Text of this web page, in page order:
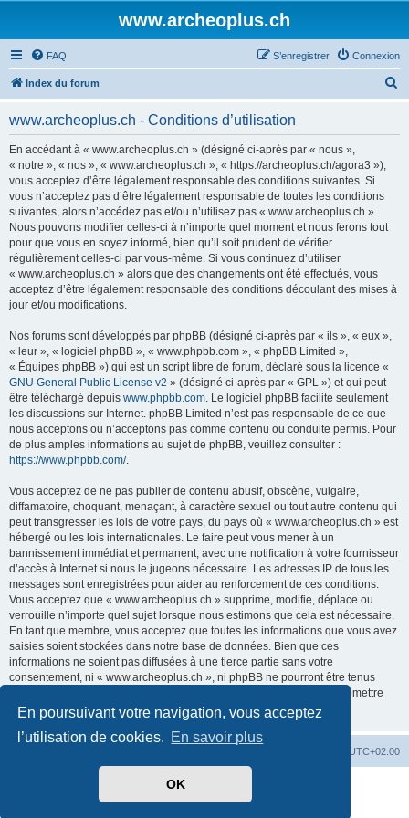
En poursuivant votre navigation, vous acceptez
l’utilisation de cookies. En savoir plus
OK
www.archeoplus.ch
FAQ Connexion
S’enregistrer
Index du forum
www.archeoplus.ch - Conditions d’utilisation
En accédant à « www.archeoplus.ch » (désigné ci-après par « nous »,
« notre », « nos », « www.archeoplus.ch », « https://archeoplus.ch/agora3 »),
vous acceptez d’être légalement responsable des conditions suivantes. Si
vous n’acceptez pas d’être légalement responsable de toutes les conditions
suivantes, alors n’accédez pas et/ou n’utilisez pas « www.archeoplus.ch ».
Nous pouvons modifier celles-ci à n’importe quel moment et nous ferons tout
pour que vous en soyez informé, bien qu’il soit prudent de vérifier
régulièrement celles-ci par vous-même. Si vous continuez d’utiliser
« www.archeoplus.ch » alors que des changements ont été effectués, vous
acceptez d’être légalement responsable des conditions découlant des mises à
jour et/ou modifications.
Nos forums sont développés par phpBB (désigné ci-après par « ils », « eux »,
« leur », « logiciel phpBB », « www.phpbb.com », « phpBB Limited »,
« Équipes phpBB ») qui est un script libre de forum, déclaré sous la licence «
GNU General Public License v2 » (désigné ci-après par « GPL ») et qui peut
être téléchargé depuis www.phpbb.com. Le logiciel phpBB facilite seulement
les discussions sur Internet. phpBB Limited n’est pas responsable de ce que
nous acceptons ou n’acceptons pas comme contenu ou conduite permis. Pour
de plus amples informations au sujet de phpBB, veuillez consulter :
https://www.phpbb.com/.
Vous acceptez de ne pas publier de contenu abusif, obscène, vulgaire,
diffamatoire, choquant, menaçant, à caractère sexuel ou tout autre contenu qui
peut transgresser les lois de votre pays, du pays où « www.archeoplus.ch » est
hébergé ou les lois internationales. Le faire peut vous mener à un
bannissement immédiat et permanent, avec une notification à votre fournisseur
d’accès à Internet si nous le jugeons nécessaire. Les adresses IP de tous les
messages sont enregistrées pour aider au renforcement de ces conditions.
Vous acceptez que « www.archeoplus.ch » supprime, modifie, déplace ou
verrouille n’importe quel sujet lorsque nous estimons que cela est nécessaire.
En tant que membre, vous acceptez que toutes les informations que vous avez
saisies soient stockées dans notre base de données. Bien que ces
informations ne soient pas diffusées à une tierce partie sans votre
consentement, ni « www.archeoplus.ch », ni phpBB ne pourront être tenus
comme responsables en cas de tentative de piratage visant à compromettre
les données.
UTC+02:00
phpBB ® Forum Software © phpBB Limited
phpBB-fr.com